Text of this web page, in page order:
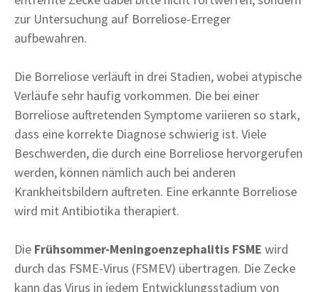
zur Untersuchung auf Borreliose-Erreger
aufbewahren.
Die Borreliose verläuft in drei Stadien, wobei atypische
Verläufe sehr häufig vorkommen. Die bei einer
Borreliose auftretenden Symptome variieren so stark,
dass eine korrekte Diagnose schwierig ist. Viele
Beschwerden, die durch eine Borreliose hervorgerufen
werden, können nämlich auch bei anderen
Krankheitsbildern auftreten. Eine erkannte Borreliose
wird mit Antibiotika therapiert.
Die Frühsommer-Meningoenzephalitis FSME wird
durch das FSME-Virus (FSMEV) übertragen. Die Zecke
kann das Virus in jedem Entwicklungsstadium von